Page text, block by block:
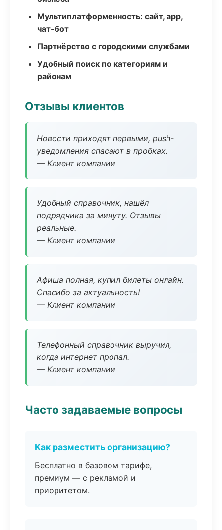
Мультиплатформенность: сайт, app,
чат-бот
Партнёрство с городскими службами
Удобный поиск по категориям и
районам
Отзывы клиентов
Новости приходят первыми, push-
уведомления спасают в пробках.
— Клиент компании
Удобный справочник, нашёл
подрядчика за минуту. Отзывы
реальные.
— Клиент компании
Афиша полная, купил билеты онлайн.
Спасибо за актуальность!
— Клиент компании
Телефонный справочник выручил,
когда интернет пропал.
— Клиент компании
Часто задаваемые вопросы
Как разместить организацию?
Бесплатно в базовом тарифе,
премиум — с рекламой и
приоритетом.